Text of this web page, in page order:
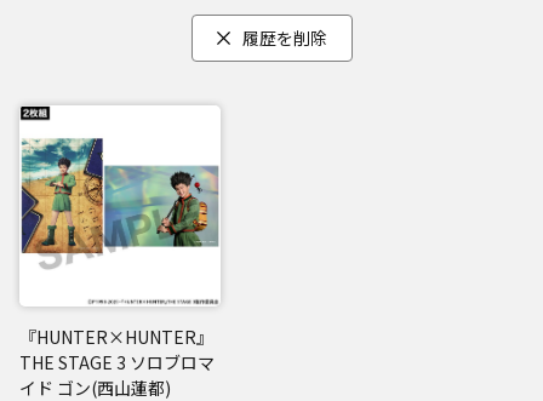
履歴を削除
『HUNTER×HUNTER』
THE STAGE 3 ソロブロマ
イド ゴン(西山蓮都)